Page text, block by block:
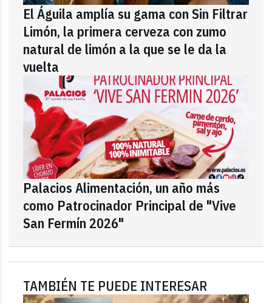
El Águila amplía su gama con Sin Filtrar
Limón, la primera cerveza con zumo
natural de limón a la que se le da la
vuelta
Palacios Alimentación, un año más
como Patrocinador Principal de "Vive
San Fermín 2026"
TAMBIÉN TE PUEDE INTERESAR